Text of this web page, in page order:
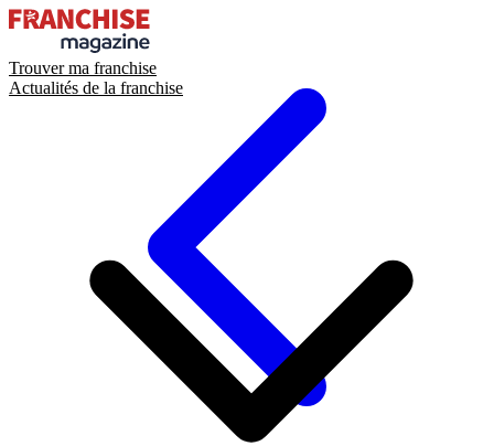
Trouver ma franchise
Actualités de la franchise